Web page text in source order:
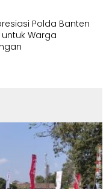
Polda Banten
untuk Warga